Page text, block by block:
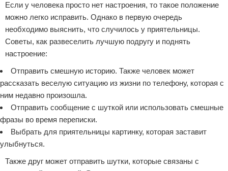
Если у человека просто нет настроения, то такое положение
можно легко исправить. Однако в первую очередь
необходимо выяснить, что случилось у приятельницы.
Советы, как развеселить лучшую подругу и поднять
настроение:
Отправить смешную историю. Также человек может
рассказать веселую ситуацию из жизни по телефону, которая с
ним недавно произошла.
Отправить сообщение с шуткой или использовать смешные
фразы во время переписки.
Выбрать для приятельницы картинку, которая заставит
улыбнуться.
Также друг может отправить шутки, которые связаны с